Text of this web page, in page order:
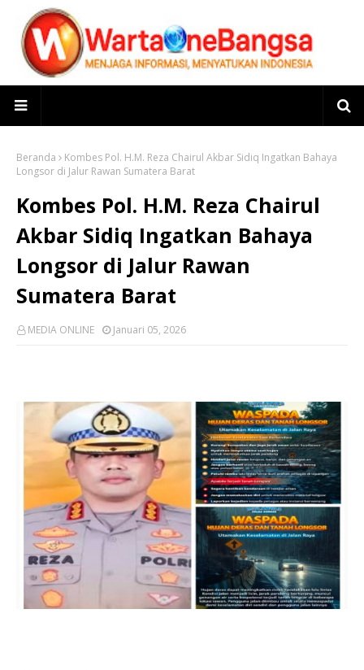
Beranda
Kombes Pol. H.M. Reza Chairul Akbar Sidiq Ingatkan Bahaya
Longsor di Jalur Rawan Sumatera Barat
Kombes Pol. H.M. Reza Chairul
Akbar Sidiq Ingatkan Bahaya
Longsor di Jalur Rawan
Sumatera Barat
MEDIA ONLINE Januari 05, 2026